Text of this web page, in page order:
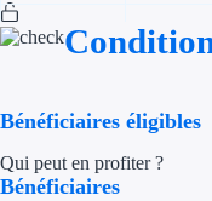
Bénéficiaires éligibles
Qui peut en profiter ?
Bénéficiaires